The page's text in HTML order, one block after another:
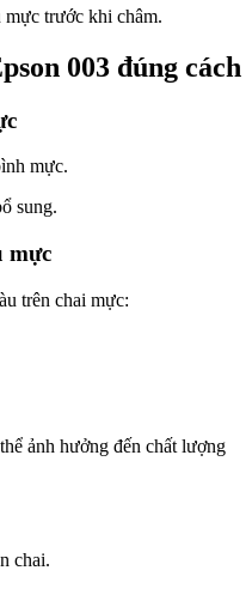
mực trước khi châm.
003 đúng cách
mực.
sung.
mực
trên chai mực:
ảnh hưởng đến chất lượng
chai.